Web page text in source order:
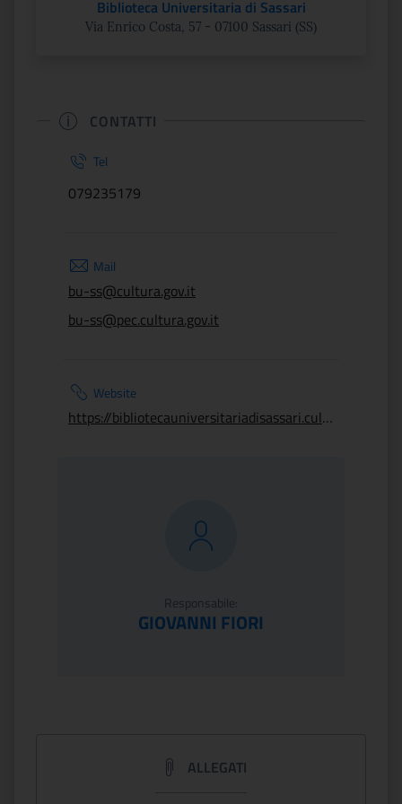
Biblioteca Universitaria di Sassari
Via Enrico Costa, 57 - 07100 Sassari (SS)
CONTATTI
Tel
079235179
Mail
bu-ss@cultura.gov.it
bu-ss@pec.cultura.gov.it
Website
https://bibliotecauniversitariadisassari.cultura.gov.it/
Responsabile:
GIOVANNI FIORI
ALLEGATI